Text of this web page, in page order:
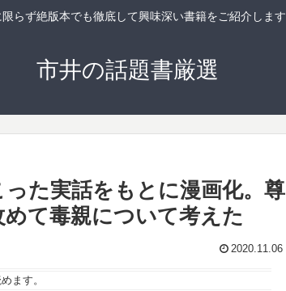
限らず絶版本でも徹底して興味深い書籍をご紹介します
市井の話題書厳選
った実話をもとに漫画化。尊
て毒親について考えた
2020.11.06
ます。